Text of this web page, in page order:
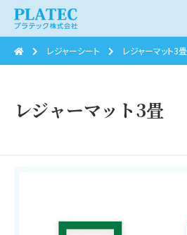
レジャーシート レジャーマット3畳
レジャーマット3畳